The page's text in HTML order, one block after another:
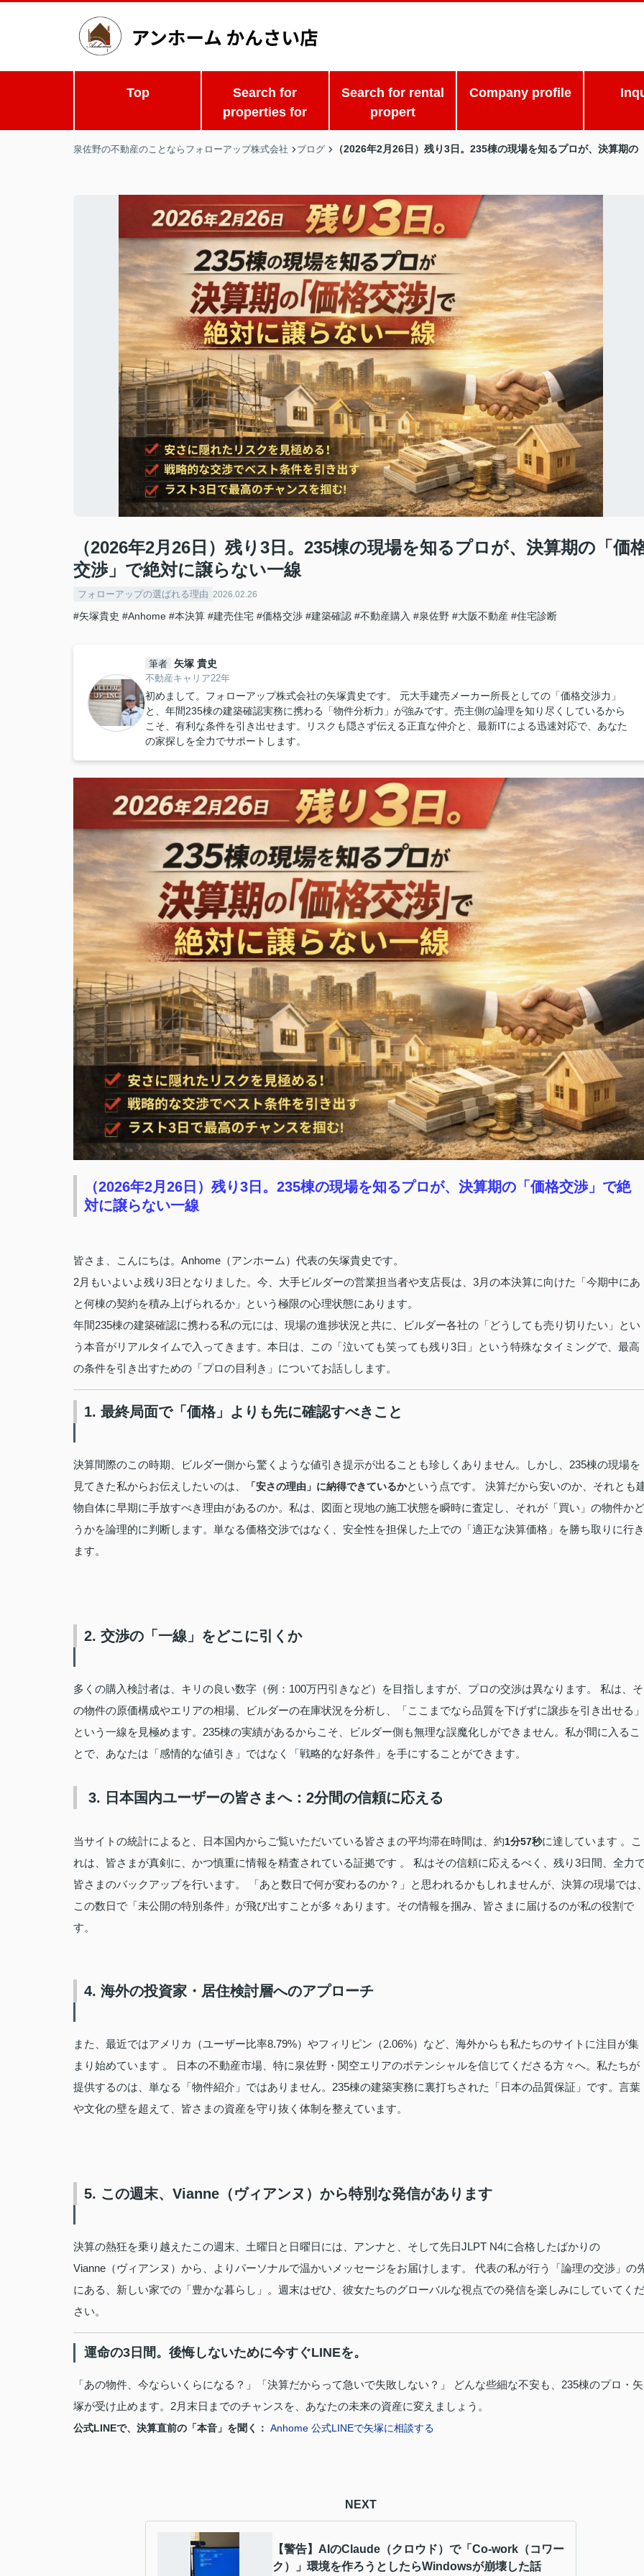
Top
Search for
properties for
Search for rental
propert
Company profile
泉佐野の不動産のことならフォローアップ株式会社 ブログ （2026年2月26日）残り3日。235棟の現場を知るプロが、決算期
（2026年2月26日）残り3日。235棟の現場を知るプロが、決算期の「価
交渉」で絶対に譲らない一線
フォローアップの選ばれる理由 2026.02.26
#矢塚貴史 #Anhome #本決算 #建売住宅 #価格交渉 #建築確認 #不動産購入 #泉佐野 #大阪不動産 #住宅診断
筆者 矢塚 貴史
不動産キャリア22年
初めまして。フォローアップ株式会社の矢塚貴史です。 元大手建売メーカー所長としての「価格交渉力」
と、年間235棟の建築確認実務に携わる「物件分析力」が強みです。売主側の論理を知り尽くしているから
こそ、有利な条件を引き出せます。リスクも隠さず伝える正直な仲介と、最新ITによる迅速対応で、あなた
の家探しを全力でサポートします。
（2026年2月26日）残り3日。235棟の現場を知るプロが、決算期の「価格交渉」で絶
対に譲らない一線
皆さま、こんにちは。Anhome（アンホーム）代表の矢塚貴史です。
2月もいよいよ残り3日となりました。今、大手ビルダーの営業担当者や支店長は、3月の本決算に向けた「今期中にあ
と何棟の契約を積み上げられるか」という極限の心理状態にあります。
年間235棟の建築確認に携わる私の元には、現場の進捗状況と共に、ビルダー各社の「どうしても売り切りたい」とい
う本音がリアルタイムで入ってきます。本日は、この「泣いても笑っても残り3日」という特殊なタイミングで、最高
の条件を引き出すための「プロの目利き」についてお話しします。
1. 最終局面で「価格」よりも先に確認すべきこと
決算間際のこの時期、ビルダー側から驚くような値引き提示が出ることも珍しくありません。しかし、235棟の現場を
見てきた私からお伝えしたいのは、
「安さの理由」に納得できているかという点です。 決算だから安いのか、それとも
物自体に早期に手放すべき理由があるのか。私は、図面と現地の施工状態を瞬時に査定し、それが「買い」の物件かど
うかを論理的に判断します。単なる価格交渉ではなく、安全性を担保した上での「適正な決算価格」を勝ち取りに行き
ます。
2. 交渉の「一線」をどこに引くか
多くの購入検討者は、キリの良い数字（例：100万円引きなど）を目指しますが、プロの交渉は異なります。 私は、そ
の物件の原価構成やエリアの相場、ビルダーの在庫状況を分析し、「ここまでなら品質を下げずに譲歩を引き出せる」
という一線を見極めます。235棟の実績があるからこそ、ビルダー側も無理な誤魔化しができません。私が間に入るこ
とで、あなたは「感情的な値引き」ではなく「戦略的な好条件」を手にすることができます。
3. 日本国内ユーザーの皆さまへ：2分間の信頼に応える
当サイトの統計によると、日本国内からご覧いただいている皆さまの平均滞在時間は、約1分57秒に達しています 。こ
れは、皆さまが真剣に、かつ慎重に情報を精査されている証拠です 。 私はその信頼に応えるべく、残り3日間、全力
皆さまのバックアップを行います。 「あと数日で何が変わるのか？」と思われるかもしれませんが、決算の現場では
この数日で「未公開の特別条件」が飛び出すことが多々あります。その情報を掴み、皆さまに届けるのが私の役割で
す。
4. 海外の投資家・居住検討層へのアプローチ
また、最近ではアメリカ（ユーザー比率8.79%）やフィリピン（2.06%）など、海外からも私たちのサイトに注目が集
まり始めています 。 日本の不動産市場、特に泉佐野・関空エリアのポテンシャルを信じてくださる方々へ。私たちが
提供するのは、単なる「物件紹介」ではありません。235棟の建築実務に裏打ちされた「日本の品質保証」です。言葉
や文化の壁を超えて、皆さまの資産を守り抜く体制を整えています。
5. この週末、Vianne（ヴィアンヌ）から特別な発信があります
決算の熱狂を乗り越えたこの週末、土曜日と日曜日には、アンナと、そして先日JLPT N4に合格したばかりの
Vianne（ヴィアンヌ）から、よりパーソナルで温かいメッセージをお届けします。 代表の私が行う「論理の交渉」の
にある、新しい家での「豊かな暮らし」。週末はぜひ、彼女たちのグローバルな視点での発信を楽しみにしていてくだ
さい。
運命の3日間。後悔しないために今すぐLINEを。
「あの物件、今ならいくらになる？」「決算だからって急いで失敗しない？」 どんな些細な不安も、235棟のプロ・矢
塚が受け止めます。2月末日までのチャンスを、あなたの未来の資産に変えましょう。
公式LINEで、決算直前の「本音」を聞く： Anhome 公式LINEで矢塚に相談する
NEXT
【警告】AIのClaude（クロウド）で「Co-work（コワー
ク）」環境を作ろうとしたらWindowsが崩壊した話